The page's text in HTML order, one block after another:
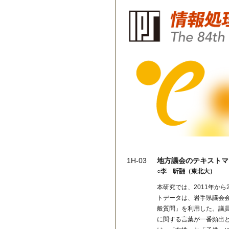
1H-03 地方議会のテキスト
○李 昕翮（東北大）
本研究では、2011年から
トデータは、岩手県議会
般質問」を利用した。議
に関する言葉が一番頻出